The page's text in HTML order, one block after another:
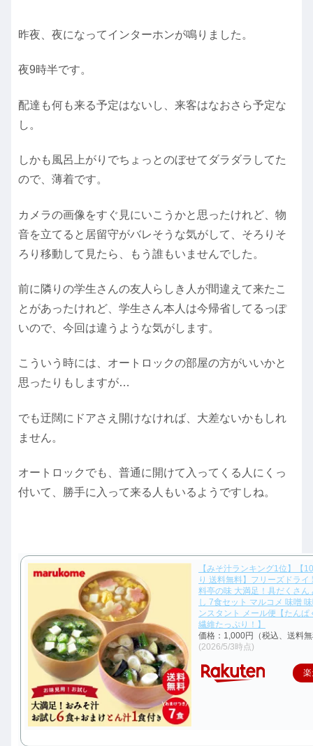
昨夜、夜になってインターホンが鳴りました。
夜9時半です。
配達も何も来る予定はないし、来客はなおさら予定な
し。
しかも風呂上がりでちょっとのぼせてダラダラしてた
ので、薄着です。
カメラの画像をすぐ見にいこうかと思ったけれど、物
音を立てると居留守がバレそうな気がして、そろりそ
ろり移動して見たら、もう誰もいませんでした。
前に隣りの学生さんの友人らしき人が間違えて来たこ
とがあったけれど、学生さん本人は今帰省してるっぽ
いので、今回は違うような気がします。
こういう時には、オートロックの部屋の方がいいかと
思ったりもしますが…
でも迂闊にドアさえ開けなければ、大差ないかもしれ
ません。
オートロックでも、普通に開けて入ってくる人にくっ
付いて、勝手に入って来る人もいるようですしね。
【みそ汁ランキング1位】【
り 送料無料】フリーズドライ
料亭の味 大満足！具だくさん
し 7食セット マルコメ 味噌
ンスタント メール便【たんぱ
繊維たっぷり！】
価格：1,000円（税込、送料
(2026/5/3時点)